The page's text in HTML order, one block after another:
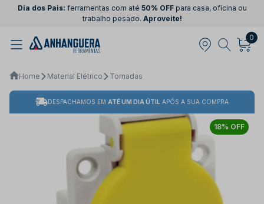
Dia dos Pais: ferramentas com até 50% OFFpara casa, oficina ou
trabalho pesado. Aproveite!
0
Home Material Elétrico Tomadas
DESPACHAMOS EM ATÉ UM DIA ÚTIL APÓS A SUA COMPRA
18% OFF